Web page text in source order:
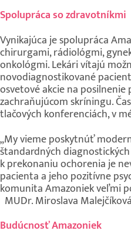
Spolupráca so zdravotníkmi
Vynikajúca je spolupráca
chirurgami, rádiológmi,
onkológmi. Lekári vítajú
novodiagnostikované
osvetové akcie na
zachraňujúcom skríningu.
tlačových konferenciách, v
„My vieme poskytnúť
štandardných
k prekonaniu ochorenia je
pacienta a jeho pozitívne
komunita Amazoniek veľmi
MUDr. Miroslava
Budúcnosť Amazoniek